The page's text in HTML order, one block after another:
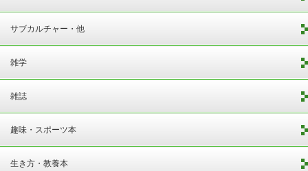
サブカルチャー・他
雑学
雑誌
趣味・スポーツ本
生き方・教養本